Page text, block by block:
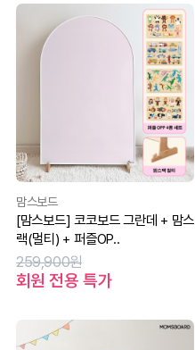
맘스보드
[맘스보드] 코코보드 그란데 + 맘스
랙(멀티) + 퍼즐OP..
259,900원
회원 전용 특가